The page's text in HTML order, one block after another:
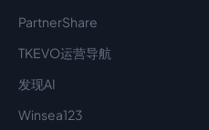
PartnerShare
TKEVO运营导航
发现AI
Winsea123